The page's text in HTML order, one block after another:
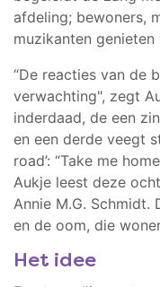
afdeling; bewoners,
muzikanten
“De reacties van de
verwachting", zegt
inderdaad, de een
en een derde veegt
road’: “Take me
Aukje leest deze
Annie M.G. Schmidt.
en de oom, die
Het idee